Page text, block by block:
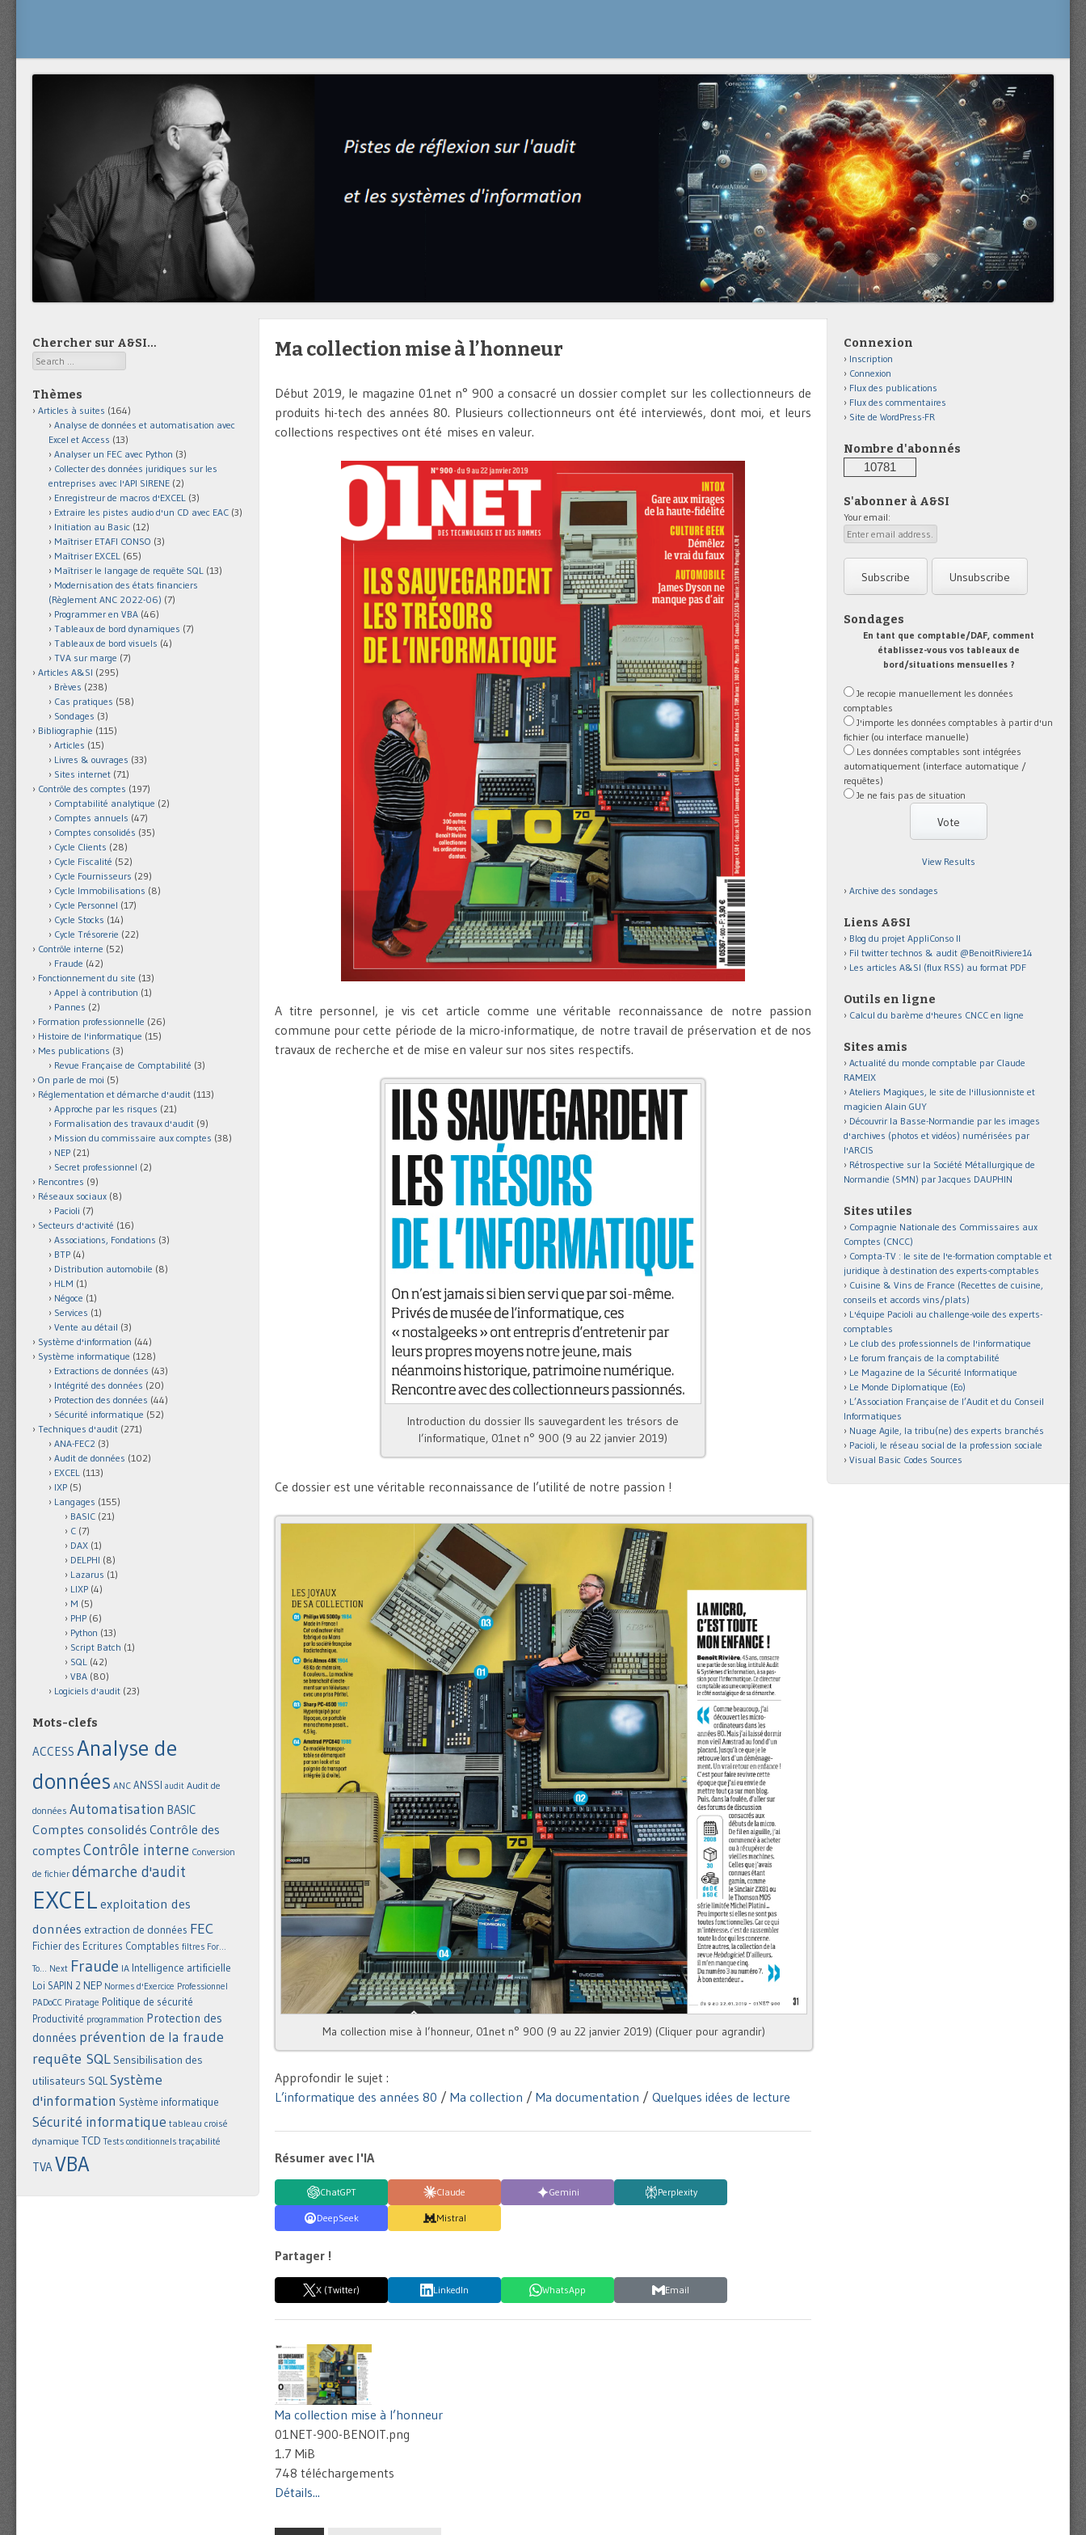
Ma collection mise à l’honneur
Début 2019, le magazine 01net n° 900 a consacré un dossier complet sur les collectionneurs de
produits hi-tech des années 80. Plusieurs collectionneurs ont été interviewés, dont moi, et leurs
collections respectives ont été mises en valeur.
A titre personnel, je vis cet article comme une véritable reconnaissance de notre passion
commune pour cette période de la micro-informatique, de notre travail de préservation et de nos
travaux de recherche et de mise en valeur sur nos sites respectifs.
Introduction du dossier Ils sauvegardent les trésors de
l’informatique, 01net n° 900 (9 au 22 janvier 2019)
Ce dossier est une véritable reconnaissance de l’utilité de notre passion !
Ma collection mise à l’honneur, 01net n° 900 (9 au 22 janvier 2019) (Cliquer pour agrandir)
Approfondir le sujet :
L’informatique des années 80 / Ma collection / Ma documentation / Quelques idées de lecture
Résumer avec l'IA
ChatGPT Claude Gemini Perplexity
DeepSeek Mistral
Partager !
X (Twitter) LinkedIn WhatsApp Email
Ma collection mise à l’honneur
01NET-900-BENOIT.png
1.7 MiB
748 téléchargements
Détails...
Chercher sur A&SI…
Search
Thèmes
Articles à suites (164)
Analyse de données et automatisation avec
Excel et Access (13)
Analyser un FEC avec Python (3)
Collecter des données juridiques sur les
entreprises avec l'API SIRENE (2)
Enregistreur de macros d'EXCEL (3)
Extraire les pistes audio d'un CD avec EAC (3)
Initiation au Basic (12)
Maîtriser ETAFI CONSO (3)
Maîtriser EXCEL (65)
Maîtriser le langage de requête SQL (13)
Modernisation des états financiers
(Règlement ANC 2022-06) (7)
Programmer en VBA (46)
Tableaux de bord dynamiques (7)
Tableaux de bord visuels (4)
TVA sur marge (7)
Articles A&SI (295)
Brèves (238)
Cas pratiques (58)
Sondages (3)
Bibliographie (115)
Articles (15)
Livres & ouvrages (33)
Sites internet (71)
Contrôle des comptes (197)
Comptabilité analytique (2)
Comptes annuels (47)
Comptes consolidés (35)
Cycle Clients (28)
Cycle Fiscalité (52)
Cycle Fournisseurs (29)
Cycle Immobilisations (8)
Cycle Personnel (17)
Cycle Stocks (14)
Cycle Trésorerie (22)
Contrôle interne (52)
Fraude (42)
Fonctionnement du site (13)
Appel à contribution (1)
Pannes (2)
Formation professionnelle (26)
Histoire de l'informatique (15)
Mes publications (3)
Revue Française de Comptabilité (3)
On parle de moi (5)
Réglementation et démarche d'audit (113)
Approche par les risques (21)
Formalisation des travaux d'audit (9)
Mission du commissaire aux comptes (38)
NEP (21)
Secret professionnel (2)
Rencontres (9)
Réseaux sociaux (8)
Pacioli (7)
Secteurs d'activité (16)
Associations, Fondations (3)
BTP (4)
Distribution automobile (8)
HLM (1)
Négoce (1)
Services (1)
Vente au détail (3)
Système d'information (44)
Système informatique (128)
Extractions de données (43)
Intégrité des données (20)
Protection des données (44)
Sécurité informatique (52)
Techniques d'audit (271)
ANA-FEC2 (3)
Audit de données (102)
EXCEL (113)
IXP (5)
Langages (155)
BASIC (21)
C (7)
DAX (1)
DELPHI (8)
Lazarus (1)
LIXP (4)
M (5)
PHP (6)
Python (13)
Script Batch (1)
SQL (42)
VBA (80)
Logiciels d'audit (23)
Mots-clefs
ACCESS Analyse de
données ANC ANSSI audit Audit de
données Automatisation BASIC
Comptes consolidés Contrôle des
comptes Contrôle interne Conversion
de fichier démarche d'audit
EXCEL exploitation des
données extraction de données FEC
Fichier des Ecritures Comptables filtres For...
To... Next Fraude IA Intelligence artificielle
Loi SAPIN 2 NEP Normes d'Exercice Professionnel
PADoCC Piratage Politique de sécurité
Productivité programmation Protection des
données prévention de la fraude
requête SQL Sensibilisation des
utilisateurs SQLSystème
d'information Système informatique
Sécurité informatique tableau croisé
dynamique TCD Tests conditionnels traçabilité
TVAVBA
Connexion
Inscription
Connexion
Flux des publications
Flux des commentaires
Site de WordPress-FR
Nombre d'abonnés
10781
S'abonner à A&SI
Your email:
Sondages
En tant que comptable/DAF, comment
établissez-vous vos tableaux de
bord/situations mensuelles ?
Je recopie manuellement les données
comptables
J'importe les données comptables à partir d'un
fichier (ou interface manuelle)
Les données comptables sont intégrées
automatiquement (interface automatique /
requêtes)
Je ne fais pas de situation
View Results
Archive des sondages
Liens A&SI
Blog du projet AppliConso II
Fil twitter technos & audit @BenoitRiviere14
Les articles A&SI (flux RSS) au format PDF
Outils en ligne
Calcul du barème d'heures CNCC en ligne
Sites amis
Actualité du monde comptable par Claude
RAMEIX
Ateliers Magiques, le site de l'illusionniste et
magicien Alain GUY
Découvrir la Basse-Normandie par les images
d'archives (photos et vidéos) numérisées par
l'ARCIS
Rétrospective sur la Société Métallurgique de
Normandie (SMN) par Jacques DAUPHIN
Sites utiles
Compagnie Nationale des Commissaires aux
Comptes (CNCC)
Compta-TV : le site de l'e-formation comptable et
juridique à destination des experts-comptables
Cuisine & Vins de France (Recettes de cuisine,
conseils et accords vins/plats)
L'équipe Pacioli au challenge-voile des experts-
comptables
Le club des professionnels de l'informatique
Le forum français de la comptabilité
Le Magazine de la Sécurité Informatique
Le Monde Diplomatique (Eo)
L’Association Française de l’Audit et du Conseil
Informatiques
Nuage Agile, la tribu(ne) des experts branchés
Pacioli, le réseau social de la profession sociale
Visual Basic Codes Sources